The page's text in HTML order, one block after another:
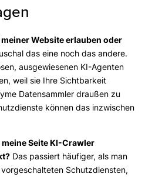
Website erlauben oder
das eine noch das andere.
ausgewiesenen KI-Agenten
weil sie Ihre Sichtbarkeit
Datensammler draußen zu
können das inzwischen
Seite KI-Crawler
Das passiert häufiger, als man
Schutzdiensten,